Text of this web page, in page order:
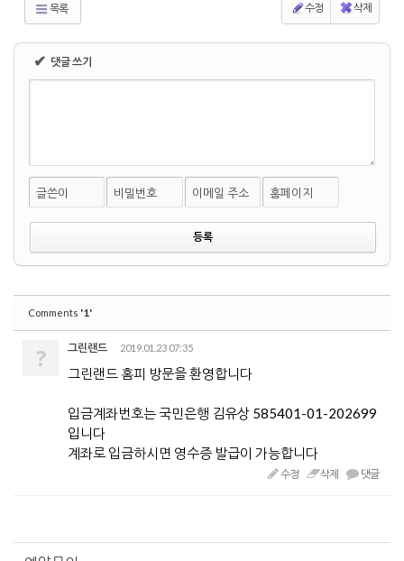
목록 수정 삭제
✔ 댓글 쓰기
글쓴이 비밀번호 이메일 주소 홈페이지
Comments '1'
? 그린랜드 2019.01.23 07:35
그린랜드 홈피 방문을 환영합니다
입금계좌번호는 국민은행 김유상 585401-01-202699
입니다
계좌로 입금하시면 영수증 발급이 가능합니다
수정 삭제 댓글